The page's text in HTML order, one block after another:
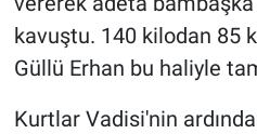
kavuştu. 140 kilodan 85
Güllü Erhan bu haliyle
Kurtlar Vadisi'nin